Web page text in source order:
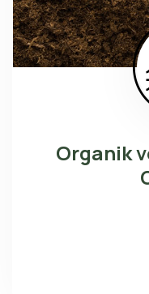
Organik